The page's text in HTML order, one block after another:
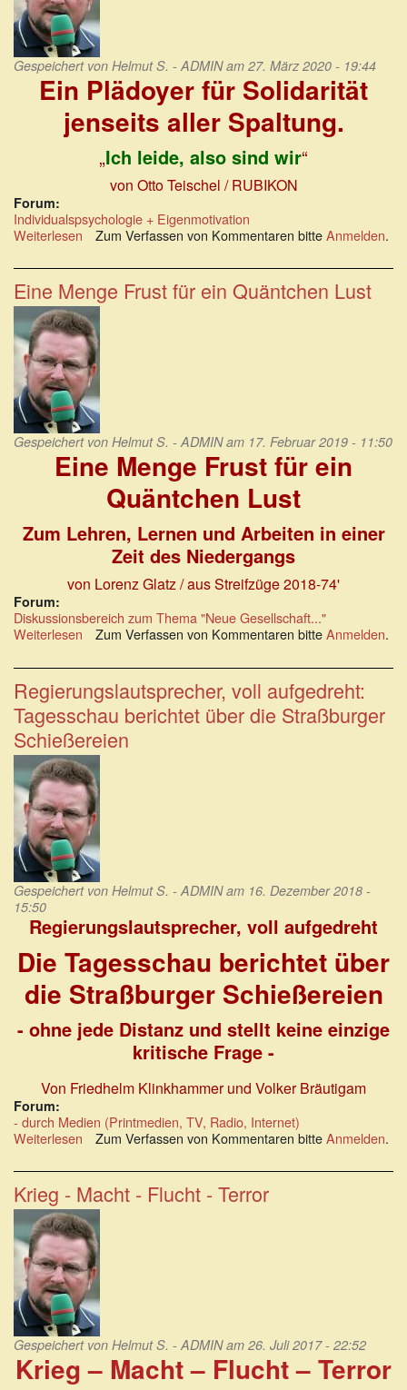
Gespeichert von Helmut S. - ADMINam 27. März 2020 - 19:44
Ein Plädoyer für Solidarität
jenseits aller Spaltung.
„Ich leide, also sind wir“
von Otto Teischel / RUBIKON
Forum:
Individualspsychologie + Eigenmotivation
Weiterlesen über
Plädoyer
für
Solidarität
jenseits
aller
Spaltung
Zum Verfassen von Kommentaren bitteAnmelden.
Eine Menge Frust für ein Quäntchen Lust
Gespeichert von Helmut S. - ADMINam 17. Februar 2019 - 11:50
Eine Menge Frust für ein
Quäntchen Lust
Zum Lehren, Lernen und Arbeiten in einer
Zeit des Niedergangs
von Lorenz Glatz / aus Streifzüge 2018-74'
Forum:
Diskussionsbereich zum Thema "Neue Gesellschaft..."
Weiterlesen über
Menge
Frust
für
ein
Quäntchen
Lust
Zum Verfassen von Kommentaren bitteAnmelden.
Regierungslautsprecher, voll aufgedreht:
Tagesschau berichtet über die Straßburger
Schießereien
Gespeichert von Helmut S. - ADMINam 16. Dezember 2018 -
15:50
Regierungslautsprecher, voll aufgedreht
Die Tagesschau berichtet über
die Straßburger Schießereien
- ohne jede Distanz und stellt keine einzige
kritische Frage -
Von Friedhelm Klinkhammer und Volker Bräutigam
Forum:
- durch Medien (Printmedien, TV, Radio, Internet)
Weiterlesen über
voll
aufgedreht:
Tagesschau
berichtet
über
die
Straßburger
Schießereien
Zum Verfassen von Kommentaren bitteAnmelden.
Krieg - Macht - Flucht - Terror
Gespeichert von Helmut S. - ADMINam 26. Juli 2017 - 22:52
Krieg – Macht – Flucht – Terror